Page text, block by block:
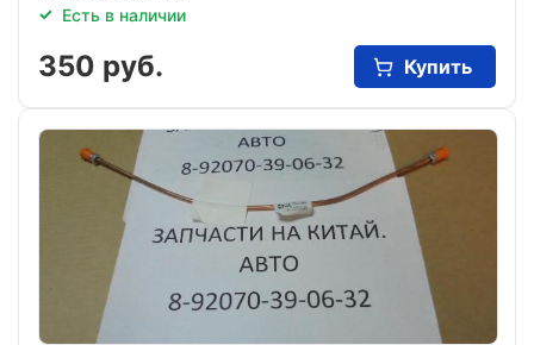
Есть в наличии
350 руб. Купить